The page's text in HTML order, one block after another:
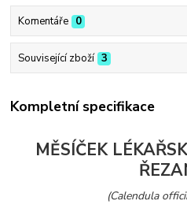
Komentáře 0
Související zboží 3
Kompletní specifikace
MĚSÍČEK
(Calendula